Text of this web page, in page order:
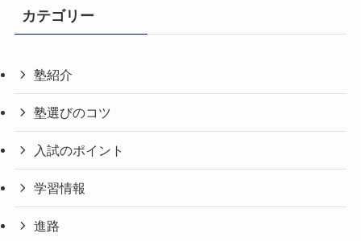
カテゴリー
塾紹介
塾選びのコツ
入試のポイント
学習情報
進路